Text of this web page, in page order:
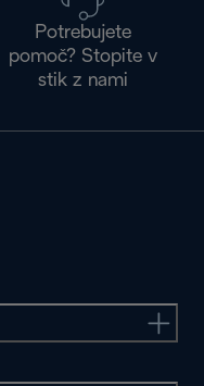
Potrebujete
pomoč? Stopite v
stik z nami